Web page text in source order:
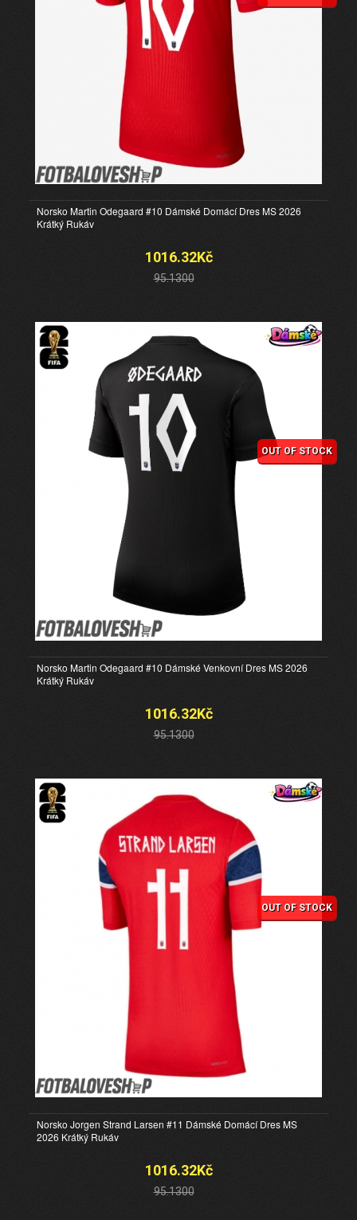
Norsko Martin Odegaard #10 Dámské Domácí Dres MS 2026
Krátký Rukáv
1016.32Kč
95.1300
OUT OF STOCK
Norsko Martin Odegaard #10 Dámské Venkovní Dres MS 2026
Krátký Rukáv
1016.32Kč
95.1300
OUT OF STOCK
Norsko Jorgen Strand Larsen #11 Dámské Domácí Dres MS
2026 Krátký Rukáv
1016.32Kč
95.1300